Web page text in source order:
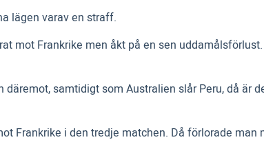
lägen varav en straff.
Frankrike men åkt på en sen
samtidigt som Australien slår Peru, då är
Frankrike i den tredje matchen. Då förlorade man